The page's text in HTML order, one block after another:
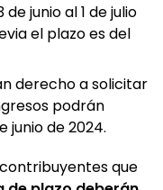
junio al 1 de julio
el plazo es del
derecho a solicitar
podrán
junio de 2024.
que